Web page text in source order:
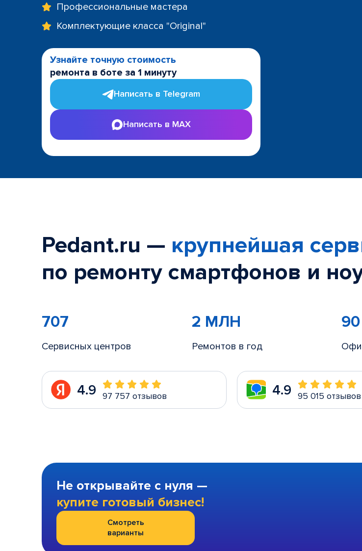
Профессиональные мастера
Комплектующие класса "Original"
Узнайте точную стоимость
ремонта в боте за 1 минуту
Написать в Telegram
Написать в MAX
Pedant.ru — крупнейшая
по ремонту смартфонов и
707
Сервисных центров
2 МЛН
Ремонтов в год
4.9 97 757 отзывов 4.9 95 015 отзывов
Не открывайте с нуля —
купите готовый бизнес!
Смотреть
варианты